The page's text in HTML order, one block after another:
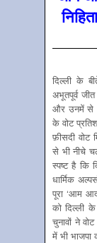
दिल्ली के
अभूतपूर्व
और उनमें से
के वोट
फ़ीसदी वोट
से भी नीचे
स्पष्ट है कि
धार्मिक
पूरा ‘आम
को दिल्ली
चुनावों ने
में भी भाजपा